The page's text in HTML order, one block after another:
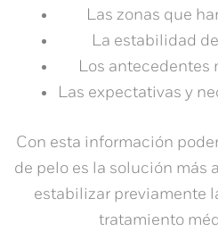
Las zonas que
La estabilidad
Los antecedentes
Las expectativas y
Con esta información
de pelo es la solución más
estabilizar previamente
tratamiento